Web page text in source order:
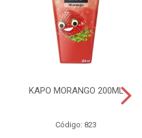
KAPO MORANGO 200ML
Código: 823